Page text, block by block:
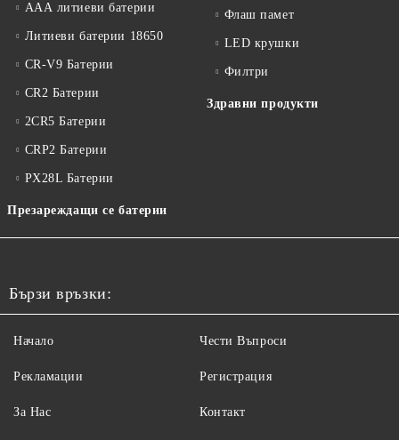
ААА литиеви батерии
Литиеви батерии 18650
CR-V9 Батерии
CR2 Батерии
2CR5 Батерии
CRP2 Батерии
PX28L Батерии
Презареждащи се батерии
Флаш памет
LED крушки
Филтри
Здравни продукти
Бързи връзки:
Начало
Рекламации
За Нас
Чести Въпроси
Регистрация
Контакт